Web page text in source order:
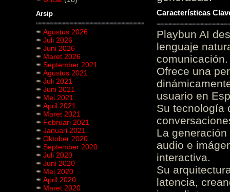
Arsip
Agustus 2026
Juli 2026
Juni 2026
Maret 2026
September 2021
Agustus 2021
Juli 2021
Juni 2021
Mei 2021
April 2021
Maret 2021
Februari 2021
Januari 2021
Oktober 2020
September 2020
Juli 2020
Juni 2020
Mei 2020
April 2020
Maret 2020
Características
Playbun AI
lenguaje
comunicación.
Ofrece una
usuario en
Su tecnología
La
audio e
interactiva.
Su
latencia,